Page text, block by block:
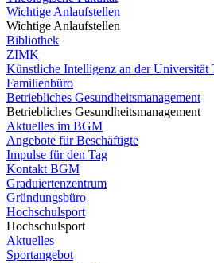
Wichtige Anlaufstellen
Wichtige Anlaufstellen
Bibliothek
ZIMK
Künstliche Intelligenz an der Universität
Familienbüro
Betriebliches Gesundheitsmanagement
Betriebliches Gesundheitsmanagement
Aktuelles im BGM
Angebote für Beschäftigte
Impulse für den Tag
Kontakt BGM
Graduiertenzentrum
Gründungsbüro
Hochschulsport
Hochschulsport
Aktuelles
Sportangebot